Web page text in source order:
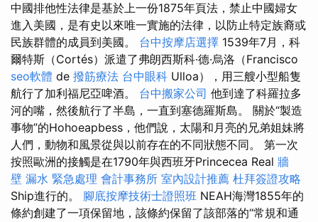
中國排他性法律是基於上一份1875年頁法，禁止中國婦女
進入美國，是有史以來唯一實施的法律，以防止特定族裔或
民族群體的成員到美國。 台中按摩店選擇 1539年7月，科
爾特斯（Cortés）派遣了弗朗西斯科·德·烏洛（Francisco
seo軟體 de 撥筋療法 台中眼科 Ulloa），用三艘小型船隻
航行了加利福尼亞啤酒。 台中搬家公司 他到達了科羅拉多
河的嘴，然後航行了半島，一直到塞德羅斯島。 關於“製造
事物”的Hohoeapbess，他們說，太陽和月亮的兄弟姐妹將
人們，動物和風景從與以前存在的不同狀態不同​​。 第一次
按照歐洲的接觸是在1790年與西班牙Princecea Real 牆
壁 漏水 緊急處理 會計事務所 室內設計推薦 杜拜簽證攻略
Ship進行的。 腳底按摩技術士證照班 NEAH海灣1855年的
條約創建了一項保留地，該條約保留了該部落的“常規和通